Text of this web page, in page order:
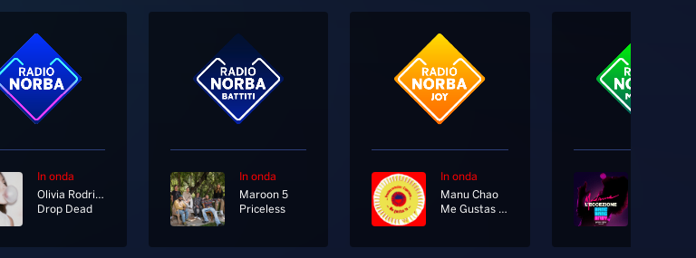
In onda
Olivia Rodrigo
Drop Dead
In onda
Maroon 5
Priceless
In onda
Manu Chao
Me Gustas Tu